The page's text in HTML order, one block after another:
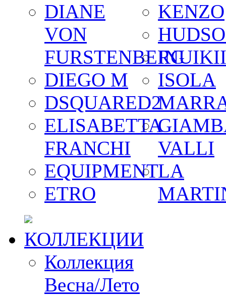
DIANE
VON
FURSTENBERG
DIEGO M
DSQUARED2
ELISABETTA
FRANCHI
EQUIPMENT
ETRO
KENZO
INUIKII
ISOLA
VALLI
LA
КОЛЛЕКЦИИ
Коллекция
Весна/Лето